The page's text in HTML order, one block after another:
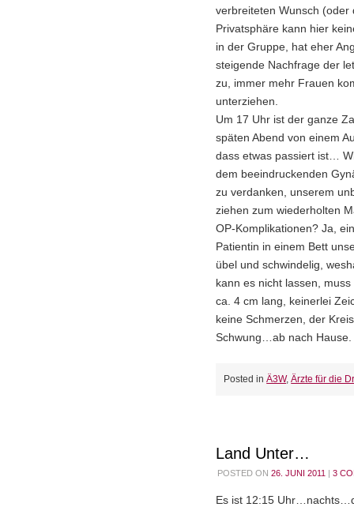
verbreiteten Wunsch
Privatsphäre kann hier
in der Gruppe, hat eher
steigende Nachfrage der
zu, immer mehr Frauen
unterziehen.
Um 17 Uhr ist der ganze
späten Abend von einem
dass etwas passiert ist…
dem beeindruckenden
zu verdanken, unserem
ziehen zum wiederholten
OP-Komplikationen? Ja,
Patientin in einem Bett
übel und schwindelig,
kann es nicht lassen,
ca. 4 cm lang, keinerlei
keine Schmerzen, der
Schwung…ab nach
Posted in Ä3W,Ärzte für die
Land Unter…
POSTED ON 26. JUNI 2011 3
Es ist 12:15